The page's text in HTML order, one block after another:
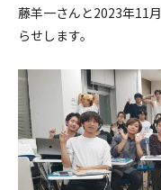
藤羊一さんと2023年11
らせします。